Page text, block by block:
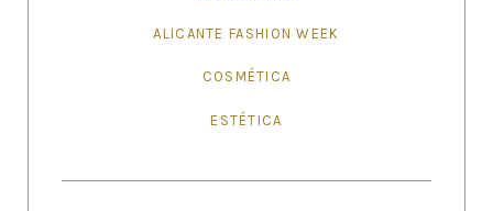
ALICANTE FASHION WEEK
COSMÉTICA
ESTÉTICA